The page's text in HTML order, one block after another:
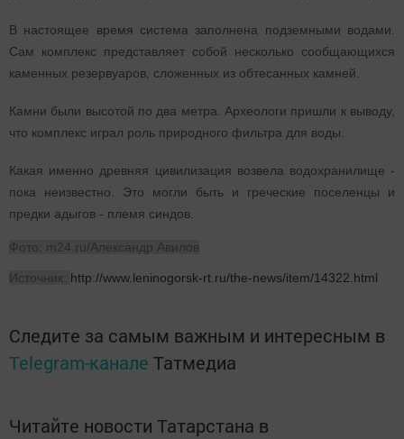
В настоящее время система заполнена подземными водами.
Сам комплекс представляет собой несколько сообщающихся
каменных резервуаров, сложенных из обтесанных камней.
Камни были высотой по два метра. Археологи пришли к выводу,
что комплекс играл роль природного фильтра для воды.
Какая именно древняя цивилизация возвела водохранилище -
пока неизвестно. Это могли быть и греческие поселенцы и
предки адыгов - племя синдов.
Фото: m24.ru/Александр Авилов
Источник: http://www.leninogorsk-rt.ru/the-news/item/14322.html
Следите за самым важным и интересным в
Telegram-канале Татмедиа
Читайте новости Татарстана в